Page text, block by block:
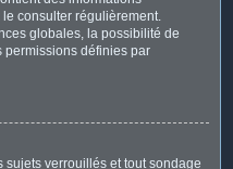
consulter régulièrement.
globales, la possibilité de
définies par
verrouillés et tout sondage